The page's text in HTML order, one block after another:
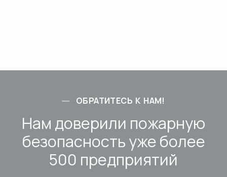
ОБРАТИТЕСЬ К НАМ!
Нам доверили пожарную
безопасность уже более
500 предприятий